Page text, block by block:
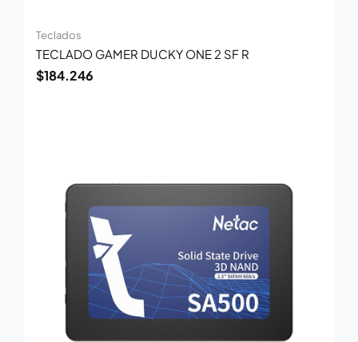
Teclados
TECLADO GAMER DUCKY ONE 2 SF R
$184.246